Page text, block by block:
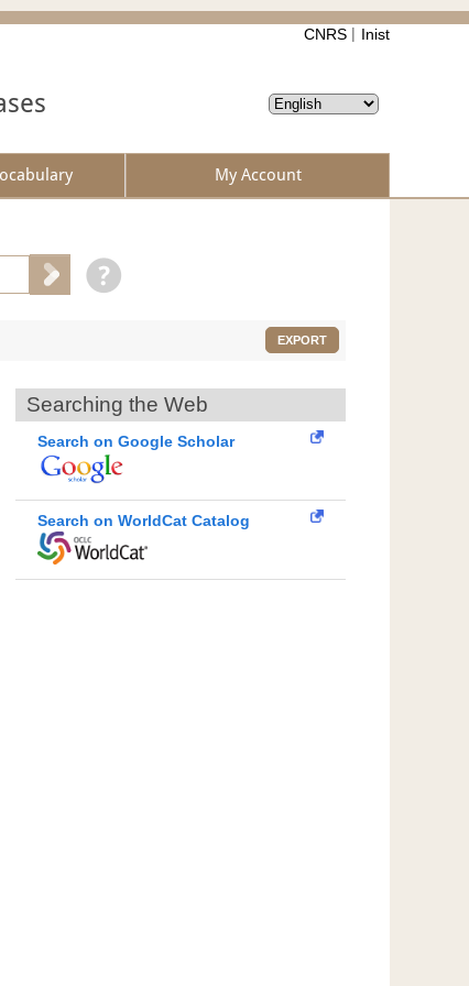
CNRS Inist
My Account
EXPORT
Searching the Web
Search on Google Scholar
Search on WorldCat Catalog